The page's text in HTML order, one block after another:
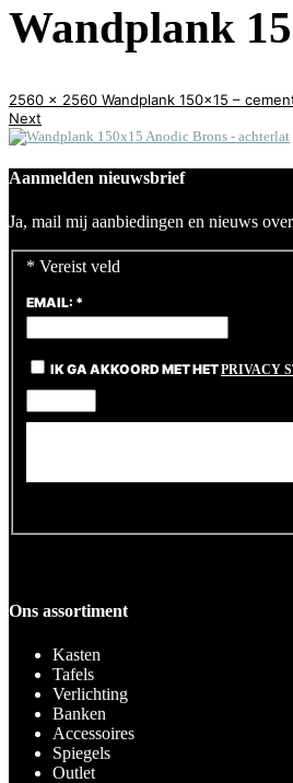
Wandplank
2560 x 2560 Wandplank 150×15 –
Next
Aanmelden nieuwsbrief
Ja, mail mij aanbiedingen en nieuws
* Vereist veld
EMAIL: *
IK GA AKKOORD MET HETPRIVACY
Ons assortiment
Kasten
Tafels
Verlichting
Banken
Accessoires
Spiegels
Outlet